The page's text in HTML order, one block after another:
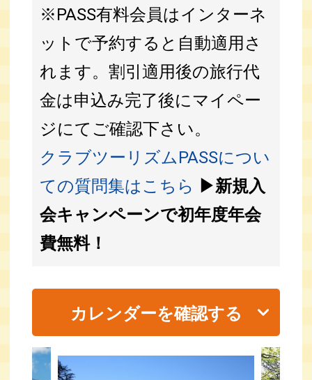
※PASS有料会員はインターネ
ットで予約すると自動適用さ
れます。割引適用後の旅行代
金は申込み完了後にマイペー
ジにてご確認下さい。
クラブツーリズムPASSについ
ての質問集はこちら ▶新規入
会キャンペーンで初年度年会
費無料！
カレンダーを確認する